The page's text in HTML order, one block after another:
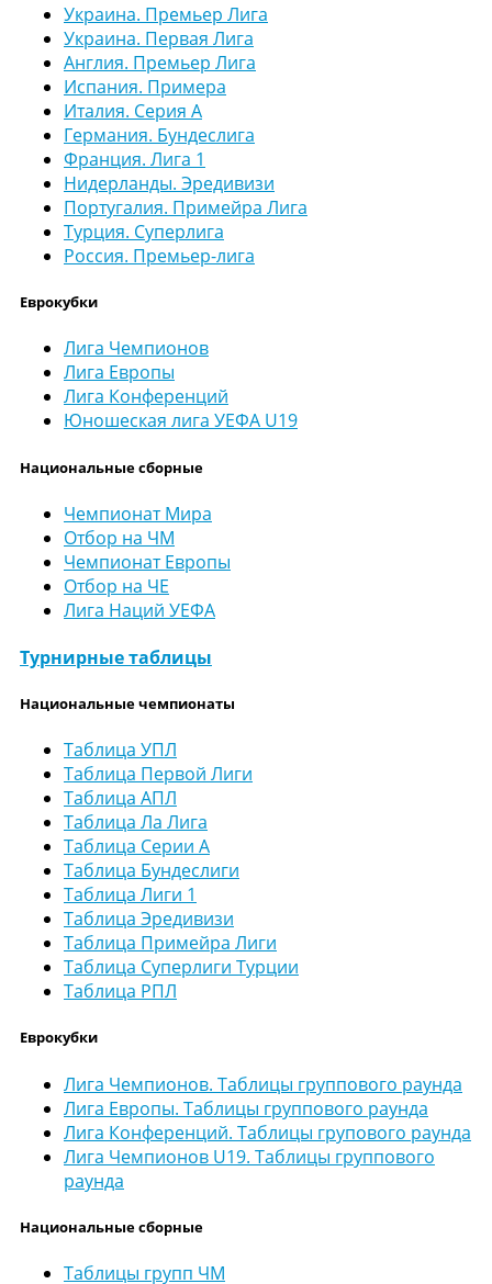
Украина. Премьер Лига
Украина. Первая Лига
Англия. Премьер Лига
Испания. Примера
Италия. Серия А
Германия. Бундеслига
Франция. Лига 1
Нидерланды. Эредивизи
Португалия. Примейра Лига
Турция. Суперлига
Россия. Премьер-лига
Еврокубки
Лига Чемпионов
Лига Европы
Лига Конференций
Юношеская лига УЕФА U19
Национальные сборные
Чемпионат Мира
Отбор на ЧМ
Чемпионат Европы
Отбор на ЧЕ
Лига Наций УЕФА
Турнирные таблицы
Национальные чемпионаты
Таблица УПЛ
Таблица Первой Лиги
Таблица АПЛ
Таблица Ла Лига
Таблица Серии А
Таблица Бундеслиги
Таблица Лиги 1
Таблица Эредивизи
Таблица Примейра Лиги
Таблица Суперлиги Турции
Таблица РПЛ
Еврокубки
Лига Чемпионов. Таблицы группового раунда
Лига Европы. Таблицы группового раунда
Лига Конференций. Таблицы групового раунда
Лига Чемпионов U19. Таблицы группового
раунда
Национальные сборные
Таблицы групп ЧМ